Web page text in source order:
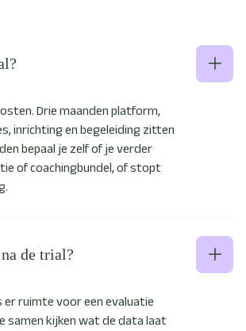
Drie maanden platform,
inrichting en begeleiding zitten
bepaal je zelf of je verder
of coachingbundel, of stopt
de trial?
er ruimte voor een evaluatie
samen kijken wat de data laat